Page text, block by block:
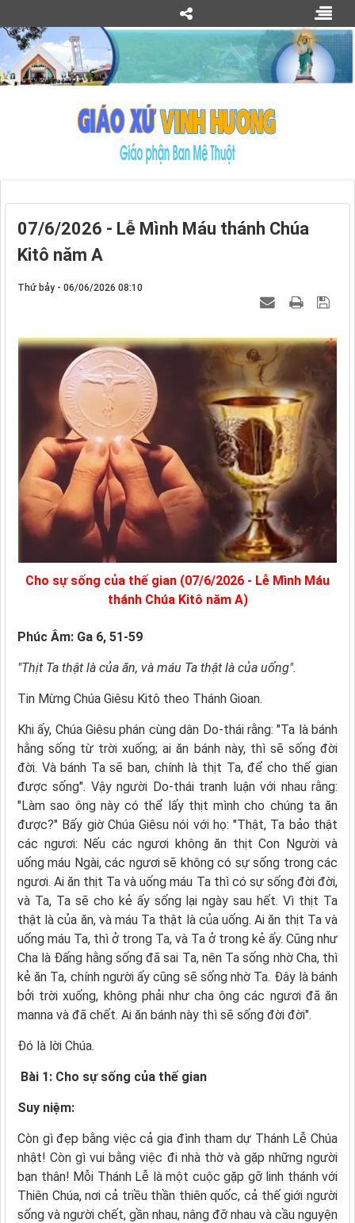
07/6/2026 - Lễ Mình Máu thánh Chúa
Kitô năm A
Thứ bảy - 06/06/2026 08:10
Cho sự sống của thế gian (07/6/2026 - Lễ Mình Máu
thánh Chúa Kitô năm A)
Phúc Âm: Ga 6, 51-59
"Thịt Ta thật là của ăn, và máu Ta thật là của uống".
Tin Mừng Chúa Giêsu Kitô theo Thánh Gioan.
Khi ấy, Chúa Giêsu phán cùng dân Do-thái rằng: "Ta là bánh
hằng sống từ trời xuống; ai ăn bánh này, thì sẽ sống đời
đời. Và bánh Ta sẽ ban, chính là thịt Ta, để cho thế gian
được sống". Vậy người Do-thái tranh luận với nhau rằng:
"Làm sao ông này có thể lấy thịt mình cho chúng ta ăn
được?" Bấy giờ Chúa Giêsu nói với họ: "Thật, Ta bảo thật
các ngươi: Nếu các ngươi không ăn thịt Con Người và
uống máu Ngài, các ngươi sẽ không có sự sống trong các
ngươi. Ai ăn thịt Ta và uống máu Ta thì có sự sống đời đời,
và Ta, Ta sẽ cho kẻ ấy sống lại ngày sau hết. Vì thịt Ta
thật là của ăn, và máu Ta thật là của uống. Ai ăn thịt Ta và
uống máu Ta, thì ở trong Ta, và Ta ở trong kẻ ấy. Cũng như
Cha là Ðấng hằng sống đã sai Ta, nên Ta sống nhờ Cha, thì
kẻ ăn Ta, chính người ấy cũng sẽ sống nhờ Ta. Ðây là bánh
bởi trời xuống, không phải như cha ông các ngươi đã ăn
manna và đã chết. Ai ăn bánh này thì sẽ sống đời đời".
Ðó là lời Chúa.
Bài 1: Cho sự sống của thế gian
Suy niệm:
Còn gì đẹp bằng việc cả gia đình tham dự Thánh Lễ Chúa
nhật! Còn gì vui bằng việc đi nhà thờ và gặp những người
bạn thân! Mỗi Thánh Lễ là một cuộc gặp gỡ linh thánh với
Thiên Chúa, nơi cả triều thần thiên quốc, cả thế giới người
sống và người chết, gần nhau, nâng đỡ nhau và cầu nguyện